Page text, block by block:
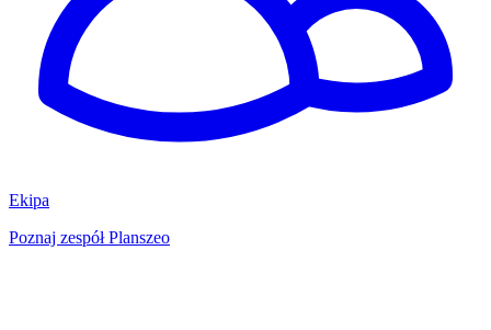
Ekipa
Poznaj zespół Planszeo